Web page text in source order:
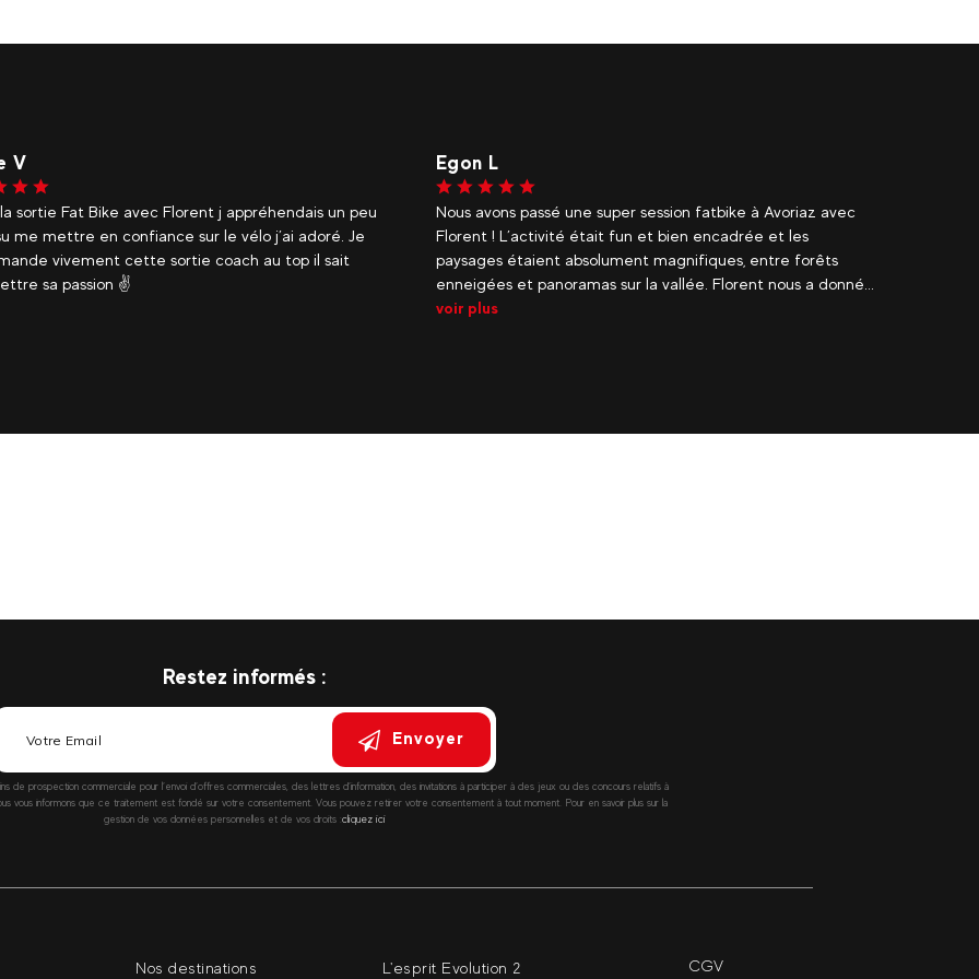
V
sortie Fat Bike avec Florent j appréhendais un peu
me mettre en confiance sur le vélo j’ai adoré. Je
vivement cette sortie coach au top il sait
sa passion ✌️
Egon L
Nous avons passé une super session fatbike à Avoriaz avec
Florent ! L’activité était fun et bien encadrée et les
paysages étaient absolument magnifiques, entre forêts
enneigées et panoramas sur la vallée. Florent nous a donné...
voir plus
Restez informés :
Envoyer
de prospection commerciale pour l’envoi d’offres commerciales, des lettres d’information, des invitations à participer à des jeux ou des concours relatifs à
vous informons que ce traitement est fondé sur votre consentement. Vous pouvez retirer votre consentement à tout moment. Pour en savoir plus sur la
gestion de vos données personnelles et de vos droits :cliquez ici
Nos destinations L'esprit Evolution 2 CGV